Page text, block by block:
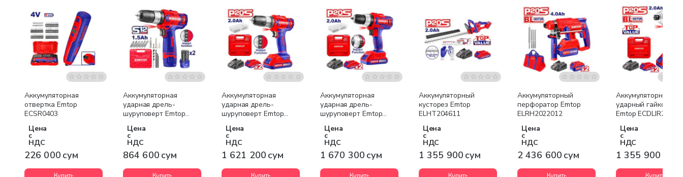
Аккумуляторная
отвертка Emtop
ECSR0403
Цена
с
НДС
226 000 сум
Аккумуляторная
ударная дрель-
шуруповерт Emtop
Цена
с
НДС
864 600 сум
Аккумуляторная
ударная дрель-
шуруповерт Emtop
Цена
с
НДС
1 621 200 сум
Аккумуляторная
ударная дрель-
шуруповерт Emtop
Цена
с
НДС
1 670 300 сум
Бесплатная доставка
Аккумуляторный
кусторез Emtop
ELHT204611
Цена
с
НДС
1 355 900 сум
Бесплатная доставка
Аккумуляторный
перфоратор Emtop
ELRH2022012
Цена
с
НДС
2 436 600 сум
Аккумуляторный
ударный гайковерт
Emtop ECDLIR2017
Цена
с
НДС
1 355 900 сум